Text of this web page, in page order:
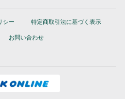
シー 特定商取引法に基づく表示
お問い合わせ